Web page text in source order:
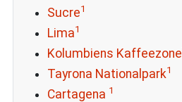
Sucre1
Lima1
Kolumbiens Kaffeezone
Tayrona Nationalpark1
Cartagena 1